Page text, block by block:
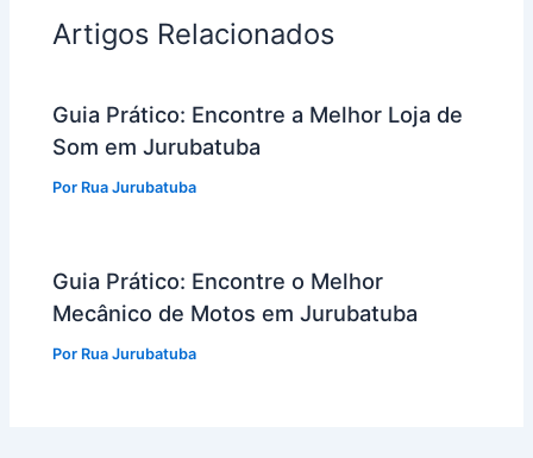
Artigos Relacionados
Guia Prático: Encontre a Melhor Loja de
Som em Jurubatuba
Por Rua Jurubatuba
Guia Prático: Encontre o Melhor
Mecânico de Motos em Jurubatuba
Por Rua Jurubatuba